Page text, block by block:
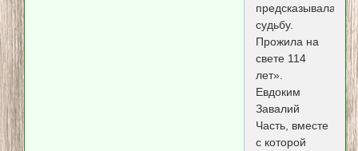
предсказывала
судьбу.
Прожила на
свете 114
лет».
Евдоким
Завалий
Часть, вместе
с которой